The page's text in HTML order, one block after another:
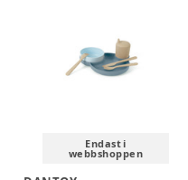
Endast i
webbshoppen